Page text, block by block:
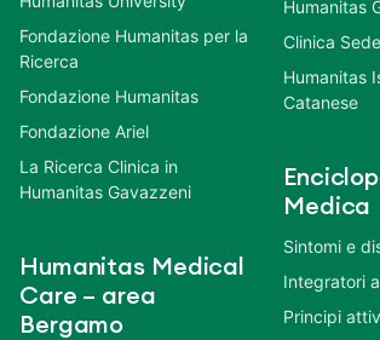
Fondazione Humanitas per la
Ricerca
Fondazione Humanitas
Fondazione Ariel
La Ricerca Clinica in
Humanitas Gavazzeni
Humanitas Medical
Care – area
Bergamo
Humanitas
Clinica
Humanitas
Catanese
Medica
Sintomi e
Integratori
Principi